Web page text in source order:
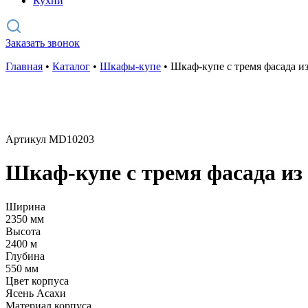
Заказать звонок
Главная • Каталог • Шкафы-купе • Шкаф-купе с тремя фасада
Артикул MD10203
Шкаф-купе с тремя фасада из
Ширина
2350 мм
Высота
2400 м
Глубина
550 мм
Цвет корпуса
Ясень Асахи
Материал корпуса